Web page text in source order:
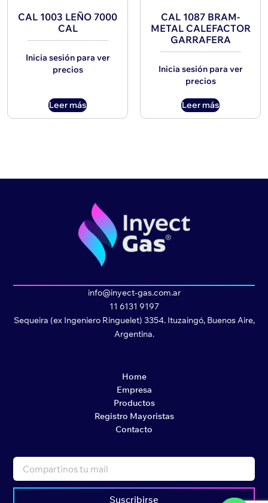
CAL 1003 LEÑO 7000
CAL
Inicia sesión para ver
precios
Leer más
CAL 1087 BRAM-
METAL CALEFACTOR
GARRAFERA
Inicia sesión para ver
precios
Leer más
info@inyect-gas.com.ar
11 6131 9197
Sequeira (ex Ingeniero Ringuelet) 3354. Ituzaingó, Buenos Aire,
Argentina.
Home
Empresa
Productos
Registro Mayoristas
Contacto
Suscribirse